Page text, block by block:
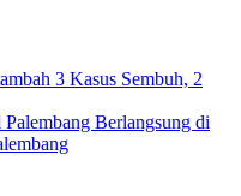
3 Kasus Sembuh, 2
Berlangsung di